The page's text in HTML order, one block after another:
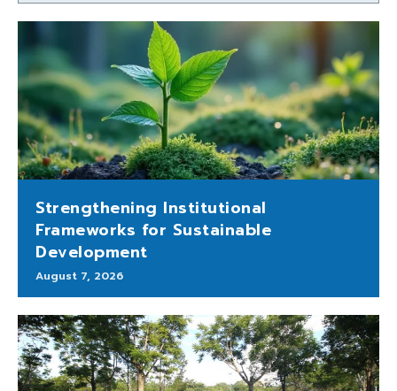
Strengthening Institutional
Frameworks for Sustainable
Development
August 7, 2026